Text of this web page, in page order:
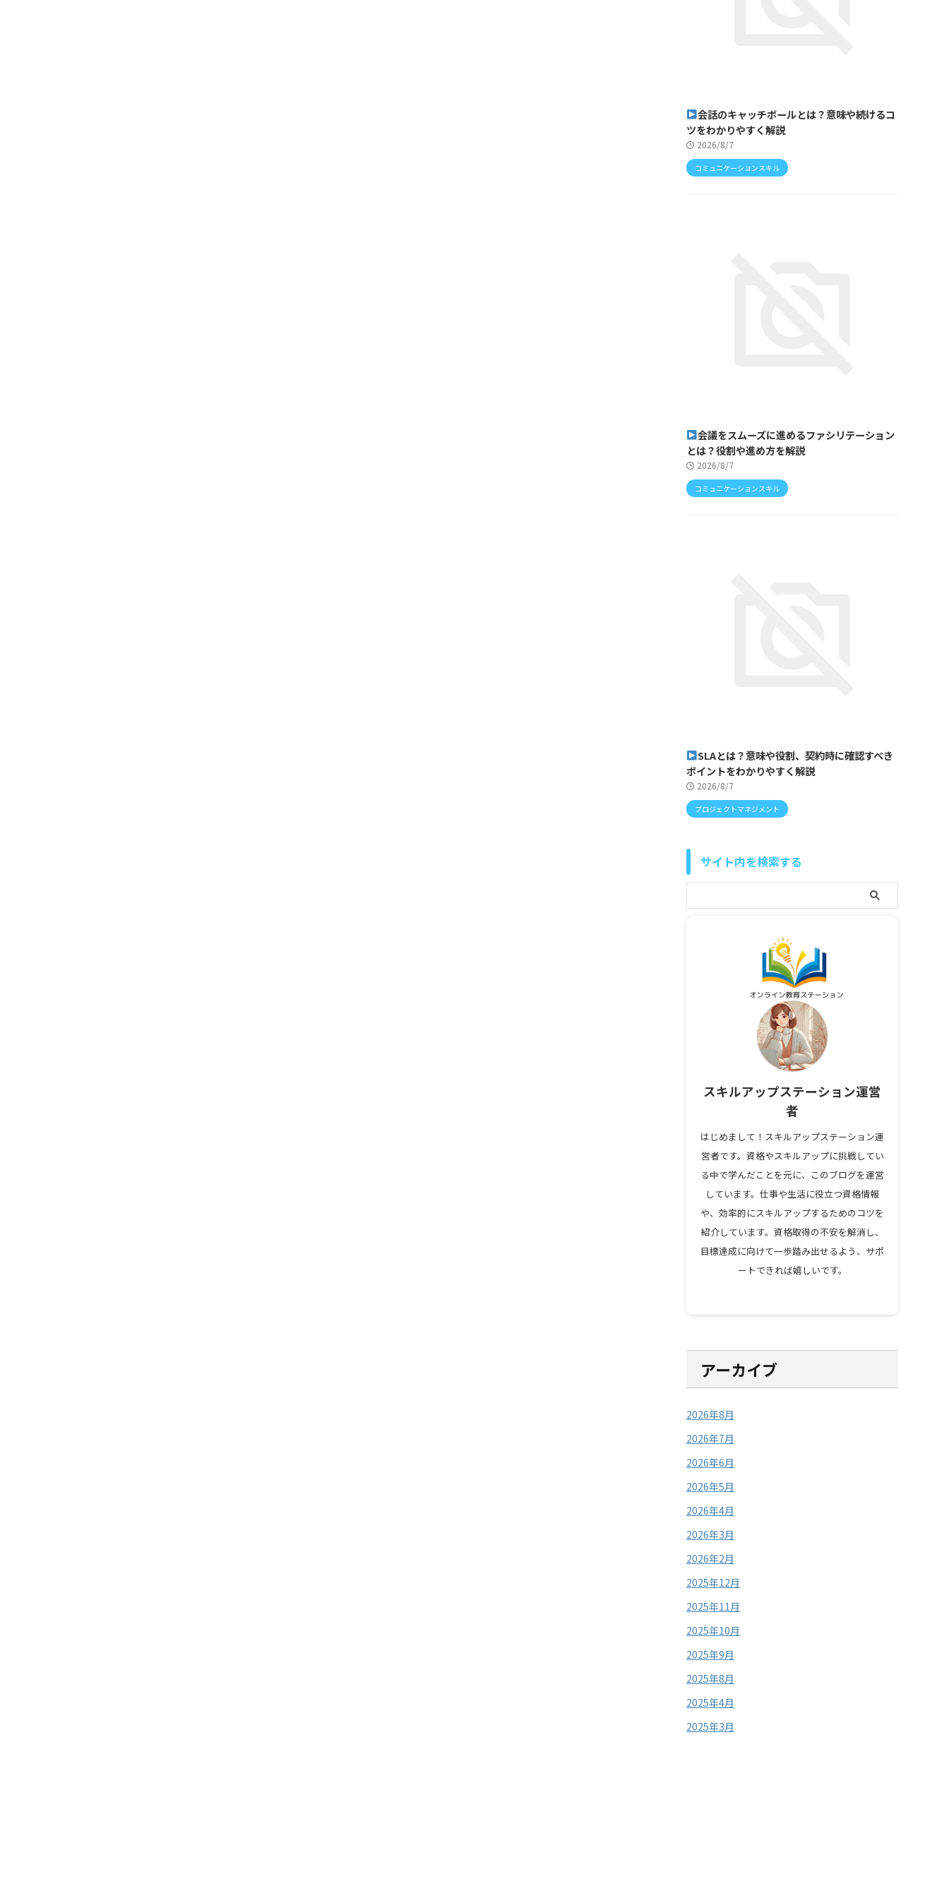
会話のキャッチボールとは？意味や続けるコ
ツをわかりやすく解説
2026/8/7
コミュニケーションスキル
会議をスムーズに進めるファシリテーション
とは？役割や進め方を解説
2026/8/7
コミュニケーションスキル
SLAとは？意味や役割、契約時に確認すべき
ポイントをわかりやすく解説
2026/8/7
プロジェクトマネジメント
サイト内を検索する
スキルアップステーション運営
者
はじめまして！スキルアップステーション運
営者です。資格やスキルアップに挑戦してい
る中で学んだことを元に、このブログを運営
しています。仕事や生活に役立つ資格情報
や、効率的にスキルアップするためのコツを
紹介しています。資格取得の不安を解消し、
目標達成に向けて一歩踏み出せるよう、サポ
ートできれば嬉しいです。
アーカイブ
2026年8月
2026年7月
2026年6月
2026年5月
2026年4月
2026年3月
2026年2月
2025年12月
2025年11月
2025年10月
2025年9月
2025年8月
2025年4月
2025年3月